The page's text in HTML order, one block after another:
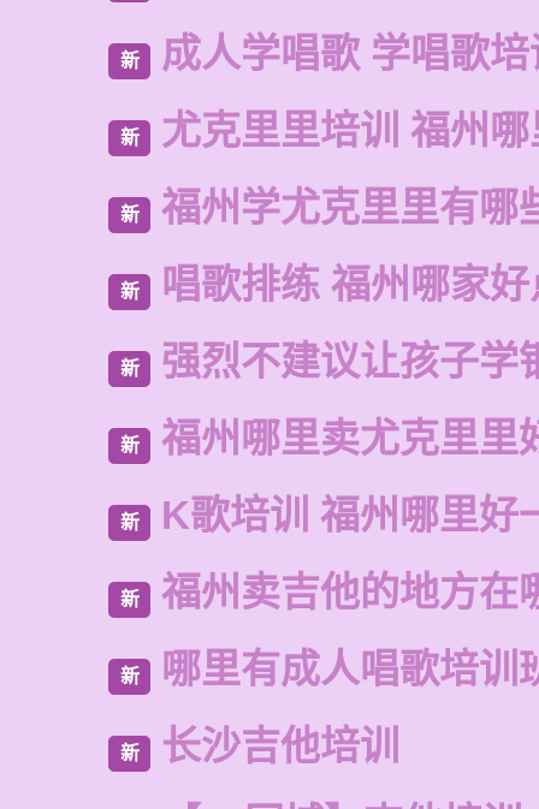
新 成人学唱歌 学唱歌培
新 尤克里里培训 福州
新 福州学尤克里里有哪
新 唱歌排练 福州哪家
新 强烈不建议让孩子学
新 福州哪里卖尤克里里
新 K歌培训 福州哪里好
新 福州卖吉他的地方在
新 哪里有成人唱歌培训
新
长沙吉他培训